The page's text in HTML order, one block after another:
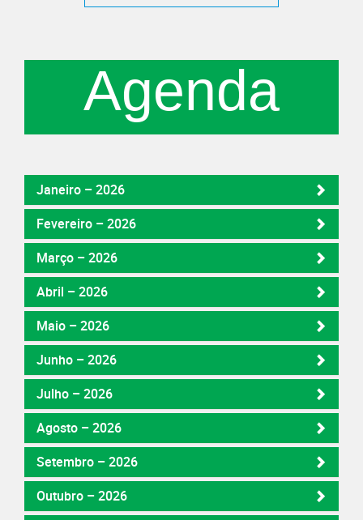
Agenda
Janeiro – 2026
Fevereiro – 2026
Março – 2026
Abril – 2026
Maio – 2026
Junho – 2026
Julho – 2026
Agosto – 2026
Setembro – 2026
Outubro – 2026